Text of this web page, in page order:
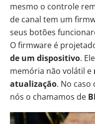
mesmo o controle
de canal tem um
seus botões
O firmware é
de um dispositivo.
memória não volátil e
atualização. No
nós o chamamos de